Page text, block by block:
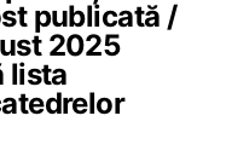
publicată /
2025
lista